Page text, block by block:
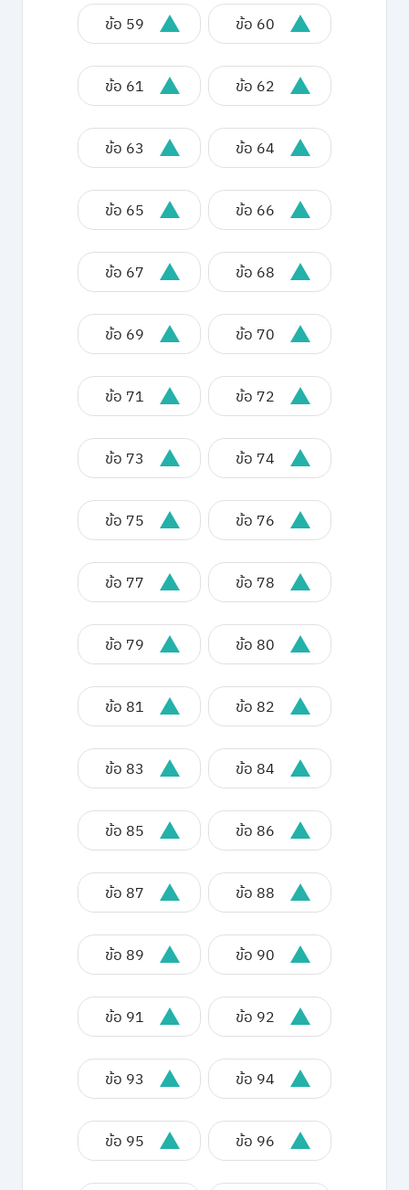
ข้อ 59 ข้อ 60
ข้อ 61 ข้อ 62
ข้อ 63 ข้อ 64
ข้อ 65 ข้อ 66
ข้อ 67 ข้อ 68
ข้อ 69 ข้อ 70
ข้อ 71 ข้อ 72
ข้อ 73 ข้อ 74
ข้อ 75 ข้อ 76
ข้อ 77 ข้อ 78
ข้อ 79 ข้อ 80
ข้อ 81 ข้อ 82
ข้อ 83 ข้อ 84
ข้อ 85 ข้อ 86
ข้อ 87 ข้อ 88
ข้อ 89 ข้อ 90
ข้อ 91 ข้อ 92
ข้อ 93 ข้อ 94
ข้อ 95 ข้อ 96